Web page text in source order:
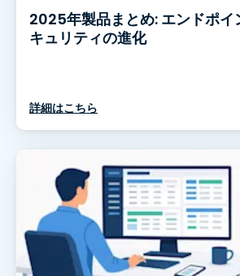
2025年製品まとめ: エンドポイ
キュリティの進化
詳細はこちら